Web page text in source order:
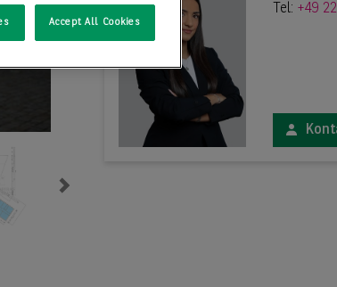
Next
Tel: +49
Accept All Cookies